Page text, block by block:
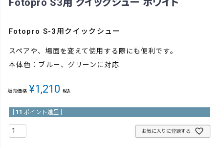
Fotopro S3用 クイックシュー ホワイト
Fotopro S-3用クイックシュー
スペアや、場面を変えて使用する際にも便利です。
本体色：ブルー、グリーンに対応
販売価格 ¥1,210 税込
11 ポイント進呈 ]
お気に入りに登録する